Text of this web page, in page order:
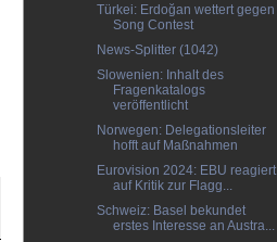
Türkei: Erdoğan wettert gegen
Song Contest
News-Splitter (1042)
Slowenien: Inhalt des
Fragenkatalogs
veröffentlicht
Norwegen: Delegationsleiter
hofft auf Maßnahmen
Eurovision 2024: EBU reagiert
auf Kritik zur Flagg...
Schweiz: Basel bekundet
erstes Interesse an Austra...